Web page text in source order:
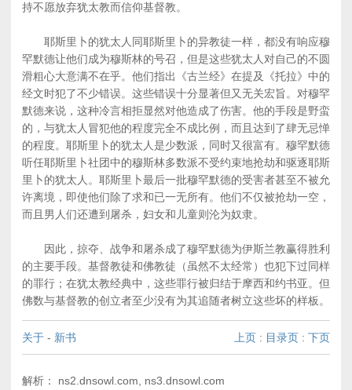
持不愿放弃犹太教而信仰基督教。
耶斯里卜的犹太人同耶斯里卜的异教徒一样，都没有响应穆
罕默德让他们成为穆斯林的号召，但是这些犹太人对自己的不圆
滑粗心大意满不在乎。他们指出《古兰经》在提及《托拉》中的
经文时犯了不少错误。这些错误十分显著但又无关宏旨。对穆罕
默德来说，这种冷言相拒显然对他造成了伤害。他的手段是野蛮
的，与犹太人冒犯他的程度完全不成比例，而且达到了肆无忌惮
的程度。耶斯里卜的犹太人是少数派，同时又很富有。穆罕默德
听任耶斯里卜社团中的穆斯林多数派不受约束地抢劫和驱逐耶斯
里卜的犹太人。耶斯里卜最后一批穆罕默德的受害者甚至不被允
许离境，即使他们除了求和已一无所有。他们不仅被抢劫一空，
而且男人们还遭到屠杀，妇女和儿童则沦为奴隶。
因此，掠夺、战争和屠杀成了穆罕默德为伊斯兰教赢得胜利
的主要手段。基督教徒和佛教徒（虽然不太经常）也犯下过同样
的罪行；在犹太教经典中，这些罪行被归结于摩西和约书亚。但
佛数与基督教的创立者至少没有为其追随者树立这些坏的样板。
关于 - 新书 上页 : 目录页 : 下页
解析： ns2.dnsowl.com, ns3.dnsowl.com